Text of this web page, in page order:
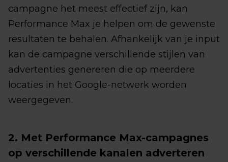
campagne het meest effectief zijn, kan
Performance Max je helpen om de gewenste
resultaten te behalen. Afhankelijk van je input
kan de campagne verschillende stijlen van
advertenties genereren die op meerdere
locaties in het Google-netwerk worden
weergegeven.
2. Met Performance Max-campagnes
op verschillende kanalen adverteren